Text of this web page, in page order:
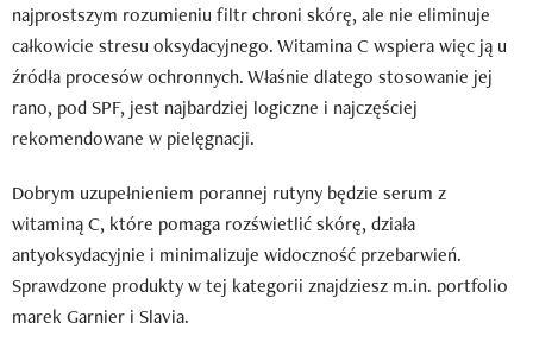
najprostszym rozumieniu filtr chroni skórę, ale nie eliminuje
całkowicie stresu oksydacyjnego. Witamina C wspiera więc ją u
źródła procesów ochronnych. Właśnie dlatego stosowanie jej
rano, pod SPF, jest najbardziej logiczne i najczęściej
rekomendowane w pielęgnacji.
Dobrym uzupełnieniem porannej rutyny będzie serum z
witaminą C, które pomaga rozświetlić skórę, działa
antyoksydacyjnie i minimalizuje widoczność przebarwień.
Sprawdzone produkty w tej kategorii znajdziesz m.in. portfolio
marek Garnier i Slavia.